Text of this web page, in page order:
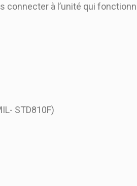
connecter à l’unité qui
STD810F)